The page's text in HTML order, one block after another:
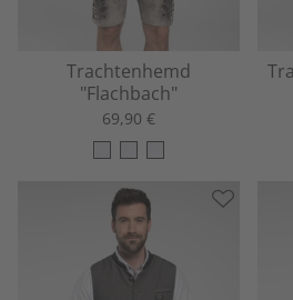
Trachtenhemd
"Flachbach"
69,90 €